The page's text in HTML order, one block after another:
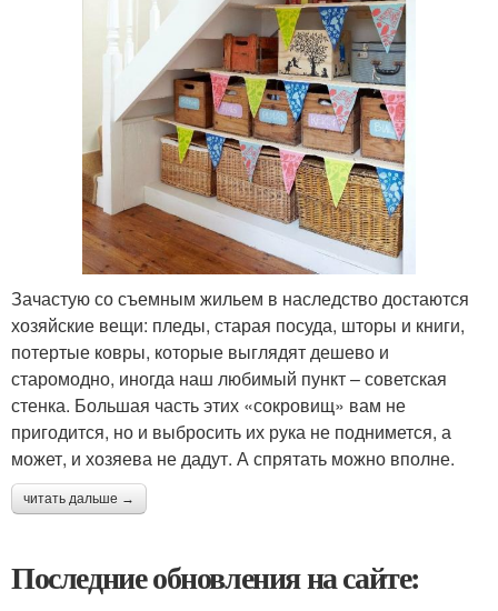
Зачастую со съемным жильем в наследство достаются
хозяйские вещи: пледы, старая посуда, шторы и книги,
потертые ковры, которые выглядят дешево и
старомодно, иногда наш любимый пункт – советская
стенка. Большая часть этих «сокровищ» вам не
пригодится, но и выбросить их рука не поднимется, а
может, и хозяева не дадут. А спрятать можно вполне.
читать дальше →
Последние обновления на сайте: